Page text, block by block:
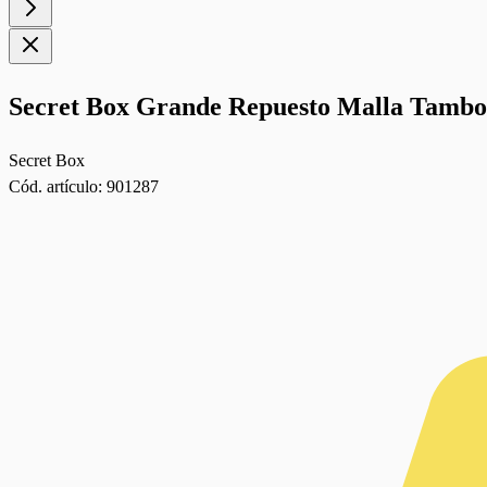
Secret Box Grande Repuesto Malla
Secret Box
Cód. artículo: 901287